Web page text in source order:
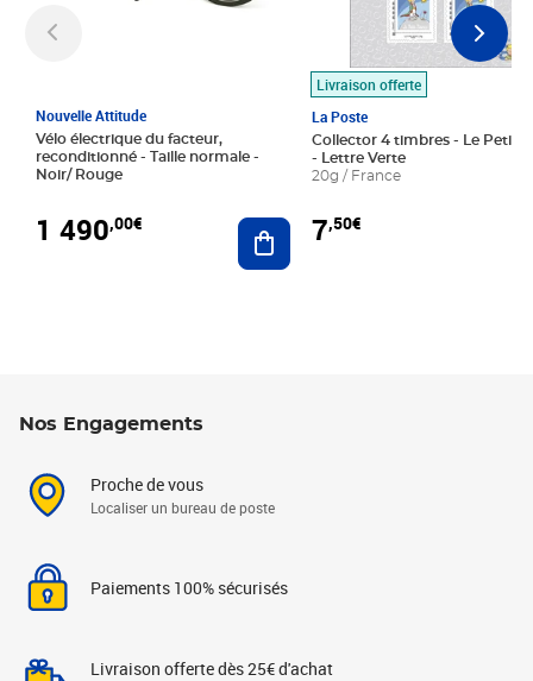
Nouvelle Attitude
Vélo électrique du facteur,
reconditionné - Taille normale -
Noir/ Rouge
1 490,00€ Ajouter au panier
Livraison offerte
La Poste
Collector 4 timbres - Le Petit
- Lettre Verte
20g / France
7,50€
Nos Engagements
Proche de vous
Localiser un bureau de poste
Paiements 100% sécurisés
Livraison offerte dès 25€ d'achat